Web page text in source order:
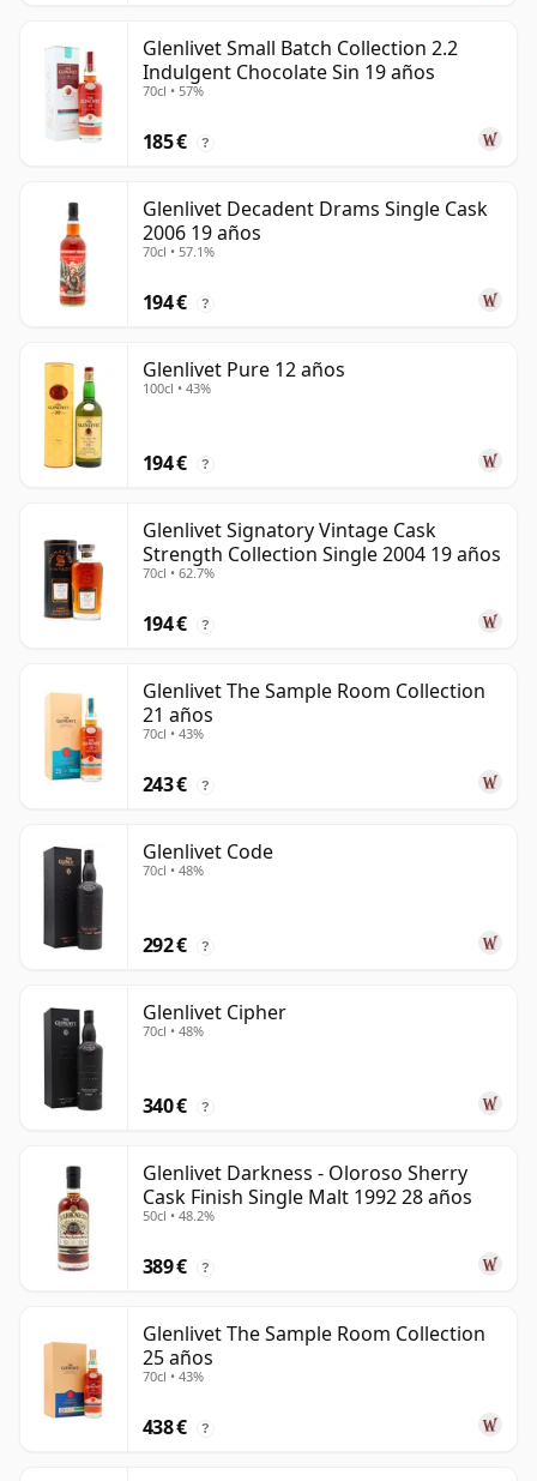
Glenlivet Small Batch Collection 2.2
Indulgent Chocolate Sin 19 años
70cl • 57%
185 € ?
Glenlivet Decadent Drams Single Cask
2006 19 años
70cl • 57.1%
194 € ?
Glenlivet Pure 12 años
100cl • 43%
194 € ?
Glenlivet Signatory Vintage Cask
Strength Collection Single 2004 19 años
70cl • 62.7%
194 € ?
Glenlivet The Sample Room Collection
21 años
70cl • 43%
243 € ?
Glenlivet Code
70cl • 48%
292 € ?
Glenlivet Cipher
70cl • 48%
340 € ?
Glenlivet Darkness - Oloroso Sherry
Cask Finish Single Malt 1992 28 años
50cl • 48.2%
389 € ?
Glenlivet The Sample Room Collection
25 años
70cl • 43%
438 € ?